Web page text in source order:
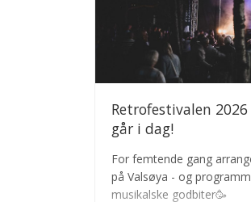
Retrofestivalen
går i dag!
For femtende gang
på Valsøya - og
musikalske godbiter🥳